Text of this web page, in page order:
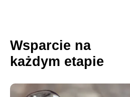
Wsparcie na
każdym etapie